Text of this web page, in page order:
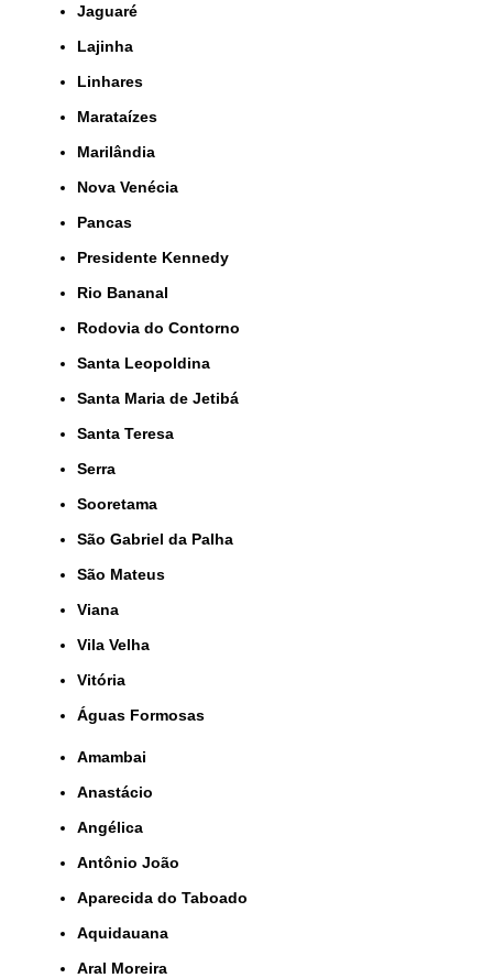
Jaguaré
Lajinha
Linhares
Marataízes
Marilândia
Nova Venécia
Pancas
Presidente Kennedy
Rio Bananal
Rodovia do Contorno
Santa Leopoldina
Santa Maria de Jetibá
Santa Teresa
Serra
Sooretama
São Gabriel da Palha
São Mateus
Viana
Vila Velha
Vitória
Águas Formosas
Amambai
Anastácio
Angélica
Antônio João
Aparecida do Taboado
Aquidauana
Aral Moreira